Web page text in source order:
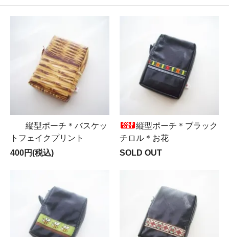
縦型ポーチ＊バスケッ
トフェイクプリント
400円(税込)
縦型ポーチ＊ブラック
チロル＊お花
SOLD OUT